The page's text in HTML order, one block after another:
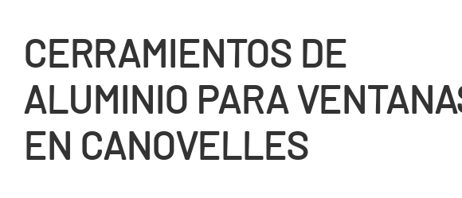
CERRAMIENTOS DE
ALUMINIO PARA
EN CANOVELLES